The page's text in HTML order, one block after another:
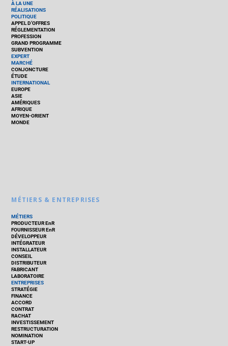
À LA UNE
RÉALISATIONS
POLITIQUE
APPEL D’OFFRES
RÉGLEMENTATION
PROFESSION
GRAND PROGRAMME
SUBVENTION
EXPERT
MARCHÉ
CONJONCTURE
ÉTUDE
INTERNATIONAL
EUROPE
ASIE
AMÉRIQUES
AFRIQUE
MOYEN-ORIENT
MONDE
MÉTIERS & ENTREPRISES
MÉTIERS
PRODUCTEUR EnR
FOURNISSEUR EnR
DÉVELOPPEUR
INTÉGRATEUR
INSTALLATEUR
CONSEIL
DISTRIBUTEUR
FABRICANT
LABORATOIRE
ENTREPRISES
STRATÉGIE
FINANCE
ACCORD
CONTRAT
RACHAT
INVESTISSEMENT
RESTRUCTURATION
NOMINATION
START-UP